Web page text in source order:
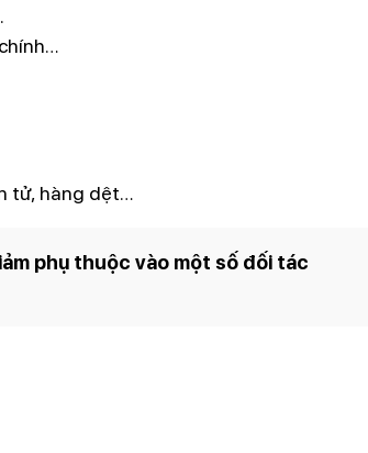
tử, hàng dệt…
phụ thuộc vào một số đối tác